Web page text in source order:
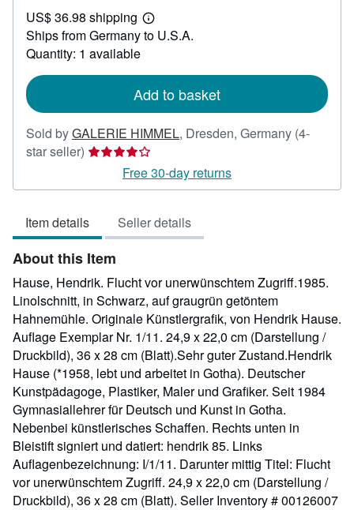
95.23
US$ 36.98 shipping
Learn
more
Ships from Germany to U.S.A.
Quantity: 1 available
Add to basket
Sold byGALERIE HIMMEL, Dresden, Germany (4-
star seller) Seller
4
of
5
stars
Free 30-day returns
Item details Seller details
About this Item
Hause, Hendrik. Flucht vor unerwünschtem Zugriff.1985.
Linolschnitt, in Schwarz, auf graugrün getöntem
Hahnemühle. Originale Künstlergrafik, von Hendrik Hause.
Auflage Exemplar Nr. 1/11. 24,9 x 22,0 cm (Darstellung /
Druckbild), 36 x 28 cm (Blatt).Sehr guter Zustand.Hendrik
Hause (*1958, lebt und arbeitet in Gotha). Deutscher
Kunstpädagoge, Plastiker, Maler und Grafiker. Seit 1984
Gymnasiallehrer für Deutsch und Kunst in Gotha.
Nebenbei künstlerisches Schaffen. Rechts unten in
Bleistift signiert und datiert: hendrik 85. Links
Auflagenbezeichnung: I/1/11. Darunter mittig Titel: Flucht
vor unerwünschtem Zugriff. 24,9 x 22,0 cm (Darstellung /
Druckbild), 36 x 28 cm (Blatt). Seller Inventory # 00126007